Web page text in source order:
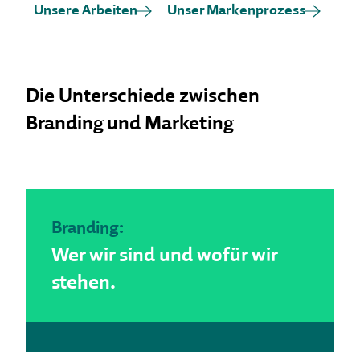
Unsere Arbeiten Unser Markenprozess
Die Unterschiede zwischen
Branding und Marketing
Branding:
Wer wir sind und wofür wir
stehen.